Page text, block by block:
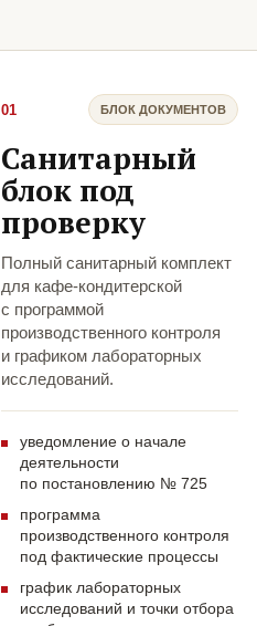
01 БЛОК ДОКУМЕНТОВ
Санитарный
блок под
проверку
Полный санитарный комплект
для кафе-кондитерской
с программой
производственного контроля
и графиком лабораторных
исследований.
уведомление о начале
деятельности
по постановлению № 725
программа
производственного контроля
под фактические процессы
график лабораторных
исследований и точки отбора